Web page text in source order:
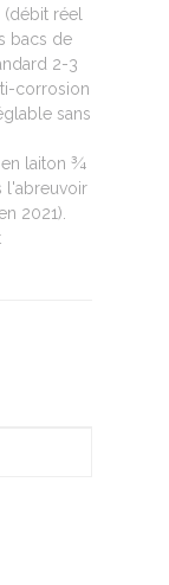
réel
bacs de
2-3
corrosion
sans
en laiton ¾
l'abreuvoir
2021).